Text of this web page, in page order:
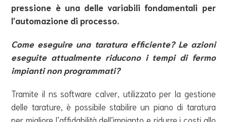
pressione è una delle variabili fondamentali per
l’automazione di processo.
Come eseguire una taratura efficiente? Le azioni
eseguite attualmente riducono i tempi di fermo
impianti non programmati?
Tramite il ns software calver, utilizzato per la gestione
delle tarature, è possibile stabilire un piano di taratura
per migliore l’affidabilità dell’impianto e ridurre i costi allo